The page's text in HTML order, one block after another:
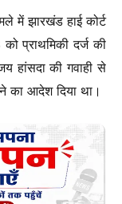
में झारखंड हाई कोर्ट
प्राथमिकी दर्ज की
हांसदा की गवाही से
का आदेश दिया था।